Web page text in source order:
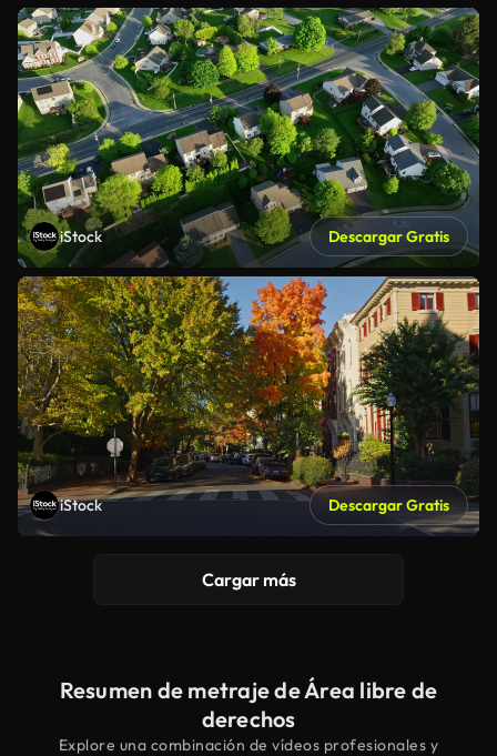
iStock Descargar Gratis
iStock Descargar Gratis
Cargar más
Resumen de metraje de Área libre de
derechos
Explore una combinación de vídeos profesionales y